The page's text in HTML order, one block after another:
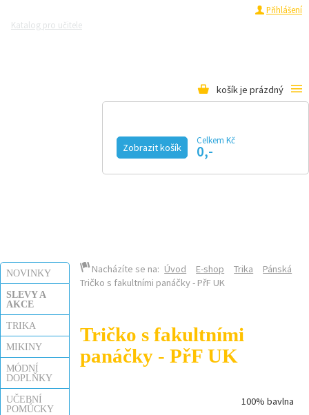
Přihlášení
Katalog pro učitele
košík je prázdný
Zobrazit košík
Celkem Kč
0,-
KALENDÁŘ AKCÍ
MAGAZÍN
NOVINKY
SLEVY A
AKCE
TRIKA
MIKINY
MÓDNÍ
DOPLŇKY
UČEBNÍ
POMŮCKY
Nacházíte se na: Úvod E-shop Trika
Pánská
Tričko s fakultními panáčky - PřF UK
Tričko s fakultními
panáčky - PřF UK
100% bavlna